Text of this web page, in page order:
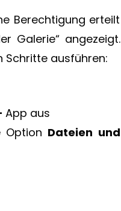
Berechtigung erteilt
Galerie“ angezeigt.
Schritte ausführen:
App aus
Option Dateien und